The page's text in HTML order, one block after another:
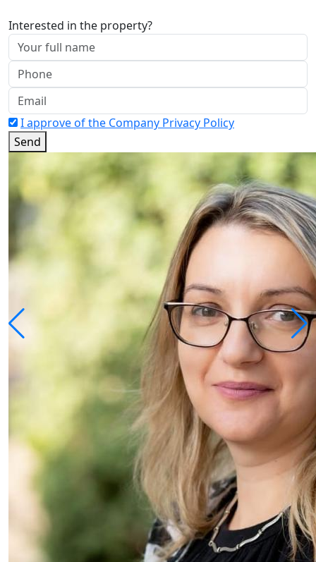
Interested in the property?
I approve of the Company Privacy Policy
Send